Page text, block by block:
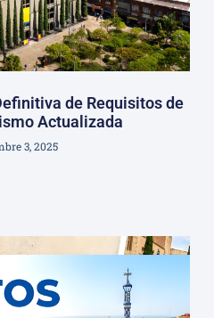
de Requisitos de
Actualizada
3, 2025